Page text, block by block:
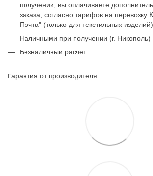
получении, вы оплачиваете
заказа, согласно тарифов на перевозку
Почта" (только для текстильных изделий).
Наличными при получении (г. Никополь)
Безналичный расчет
Гарантия от производителя